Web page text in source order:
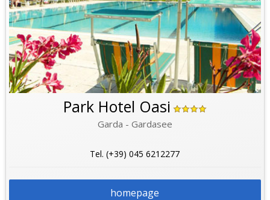
Park Hotel Oasi
Garda - Gardasee
Tel. (+39) 045 6212277
homepage